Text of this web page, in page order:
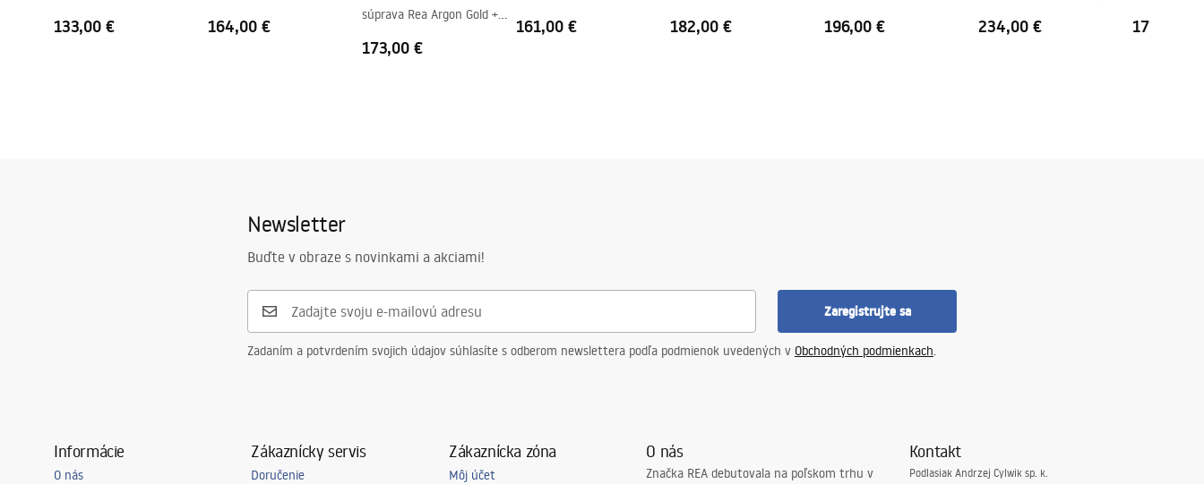
133,00 € 164,00 €
súprava Rea Argon Gold +
173,00 €
161,00 € 182,00 € 196,00 € 234,00 € 171,00 €
Newsletter
Buďte v obraze s novinkami a akciami!
Zaregistrujte sa
Zadaním a potvrdením svojich údajov súhlasíte s odberom newslettera podľa podmienok uvedených v Obchodných podmienkach.
Informácie
O nás
Zákaznícky servis
Doručenie
Zákaznícka zóna
Môj účet
O nás
Značka REA debutovala na poľskom trhu v
Kontakt
Podlasiak Andrzej Cylwik sp. k.